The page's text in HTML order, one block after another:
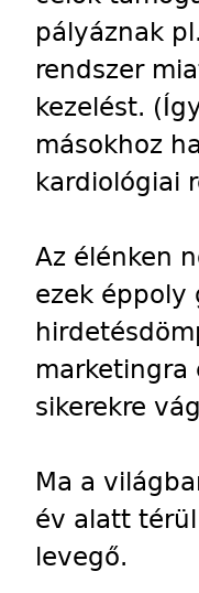
pályáznak
rendszer
kezelést.
másokhoz
kardiológiai
Az élénken
ezek
marketingra
sikerekre
Ma a
év alatt
levegő.